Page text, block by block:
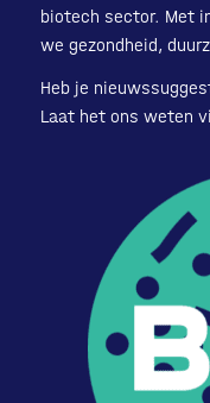
biotech sector. Met
we gezondheid,
Heb je
Laat het ons weten